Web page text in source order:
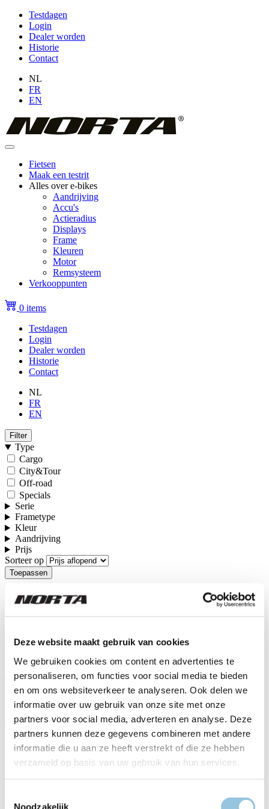
Deze website maakt gebruik van cookies
We gebruiken cookies om content en advertenties te
personaliseren, om functies voor social media te bieden
en om ons websiteverkeer te analyseren. Ook delen we
informatie over uw gebruik van onze site met onze
partners voor social media, adverteren en analyse. Deze
partners kunnen deze gegevens combineren met andere
informatie die u aan ze heeft verstrekt of die ze hebben
verzameld op basis van uw gebruik van hun services.
Noodzakelijk
Overslaan
naar
inhoud
Topmenu
(niet
ingelogd)
Testdagen
Login
Dealer worden
Historie
Contact
NL
FR
EN
Hoofdnavigatie
Fietsen
Maak een testrit
Alles over e-bikes
Aandrijving
Accu's
Actieradius
Displays
Frame
Kleuren
Motor
Remsysteem
Verkooppunten
0 items
Topmenu
(niet
ingelogd)
Testdagen
Login
Dealer worden
Historie
Contact
NL
FR
EN
Filter
Type
Cargo
City&Tour
Off-road
Specials
Serie
Frametype
Kleur
Aandrijving
Prijs
Sorteer op
De Norta fietsen
B-2030 MY26
€ 3.649,00
L-540 MY26
€ 3.399,00
B-2020 MY26
€ 3.399,00